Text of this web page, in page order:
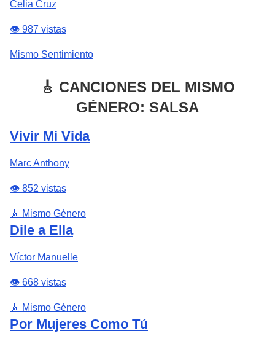
Celia Cruz
👁️ 987 vistas
Mismo Sentimiento
🎸 CANCIONES DEL MISMO
GÉNERO: SALSA
Vivir Mi Vida
Marc Anthony
👁️ 852 vistas
🎸 Mismo Género
Dile a Ella
Víctor Manuelle
👁️ 668 vistas
🎸 Mismo Género
Por Mujeres Como Tú